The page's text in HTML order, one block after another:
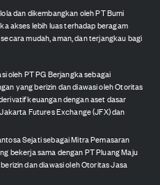
dan dikembangkan oleh PT Bumi
akses lebih luas terhadap beragam
mudah, aman, dan terjangkau bagi
oleh PT PG Berjangka sebagai
yang berizin dan diawasi oleh Otoritas
keuangan dengan aset dasar
Futures Exchange (JFX) dan
Sejati sebagai Mitra Pemasaran
bekerja sama dengan PT Pluang Maju
dan diawasi oleh Otoritas Jasa